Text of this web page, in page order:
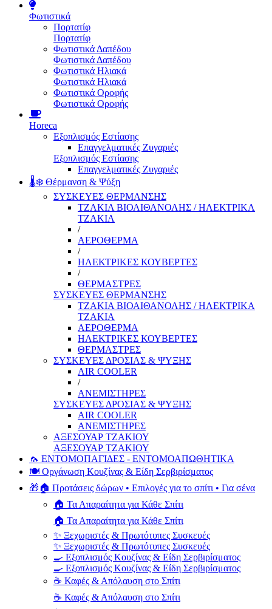
Φωτιστικά
Πορτατίφ
Πορτατίφ
Φωτιστικά Δαπέδου
Φωτιστικά Δαπέδου
Φωτιστικά Ηλιακά
Φωτιστικά Ηλιακά
Φωτιστικά Οροφής
Φωτιστικά Οροφής
Horeca
Εξοπλισμός Εστίασης
Επαγγελματικές Ζυγαριές
Εξοπλισμός Εστίασης
Επαγγελματικές Ζυγαριές
🌡️❄️ Θέρμανση & Ψύξη
ΣΥΣΚΕΥΕΣ ΘΕΡΜΑΝΣΗΣ
ΤΖΑΚΙΑ ΒΙΟΑΙΘΑΝΟΛΗΣ / ΗΛΕΚΤΡΙΚΑ
ΤΖΑΚΙΑ
/
ΑΕΡΟΘΕΡΜΑ
/
ΗΛΕΚΤΡΙΚΕΣ ΚΟΥΒΕΡΤΕΣ
/
ΘΕΡΜΑΣΤΡΕΣ
ΣΥΣΚΕΥΕΣ ΘΕΡΜΑΝΣΗΣ
ΤΖΑΚΙΑ ΒΙΟΑΙΘΑΝΟΛΗΣ / ΗΛΕΚΤΡΙΚΑ
ΤΖΑΚΙΑ
ΑΕΡΟΘΕΡΜΑ
ΗΛΕΚΤΡΙΚΕΣ ΚΟΥΒΕΡΤΕΣ
ΘΕΡΜΑΣΤΡΕΣ
ΣΥΣΚΕΥΕΣ ΔΡΟΣΙΑΣ & ΨΥΞΗΣ
AIR COOLER
/
ΑΝΕΜΙΣΤΗΡΕΣ
ΣΥΣΚΕΥΕΣ ΔΡΟΣΙΑΣ & ΨΥΞΗΣ
AIR COOLER
ΑΝΕΜΙΣΤΗΡΕΣ
ΑΞΕΣΟΥΑΡ ΤΖΑΚΙΟΥ
ΑΞΕΣΟΥΑΡ ΤΖΑΚΙΟΥ
🦟 ΕΝΤΟΜΟΠΑΓΙΔΕΣ - ΕΝΤΟΜΟΑΠΩΘΗΤΙΚΑ
🍽️ Οργάνωση Κουζίνας & Είδη Σερβιρίσματος
🎁🏠 Προτάσεις δώρων • Επιλογές για το σπίτι • Για σένα
🏠 Τα Απαραίτητα για Κάθε Σπίτι
🏠 Τα Απαραίτητα για Κάθε Σπίτι
✨ Ξεχωριστές & Πρωτότυπες Συσκευές
✨ Ξεχωριστές & Πρωτότυπες Συσκευές
🍳 Εξοπλισμός Κουζίνας & Είδη Σερβιρίσματος
🍳 Εξοπλισμός Κουζίνας & Είδη Σερβιρίσματος
☕ Καφές & Απόλαυση στο Σπίτι
☕ Καφές & Απόλαυση στο Σπίτι